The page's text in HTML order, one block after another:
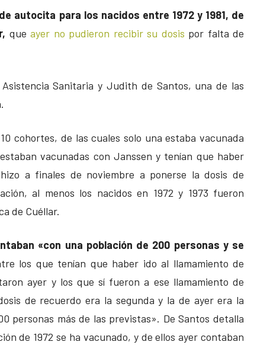
autocita para los nacidos entre 1972 y 1981, de
que ayer no pudieron recibir su dosis por falta de
Sanitaria y Judith de Santos, una de las
cohortes, de las cuales solo una estaba vacunada
vacunadas con Janssen y tenían que haber
a finales de noviembre a ponerse la dosis de
al menos los nacidos en 1972 y 1973 fueron
de Cuéllar.
«con una población de 200 personas y se
los que tenían que haber ido al llamamiento de
ayer y los que sí fueron a ese llamamiento de
de recuerdo era la segunda y la de ayer era la
personas más de las previstas». De Santos detalla
de 1972 se ha vacunado, y de ellos ayer contaban